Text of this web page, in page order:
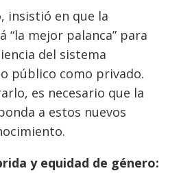
insistió en que la
“la mejor palanca” para
del sistema
público como privado.
es necesario que la
a estos nuevos
y equidad de género: